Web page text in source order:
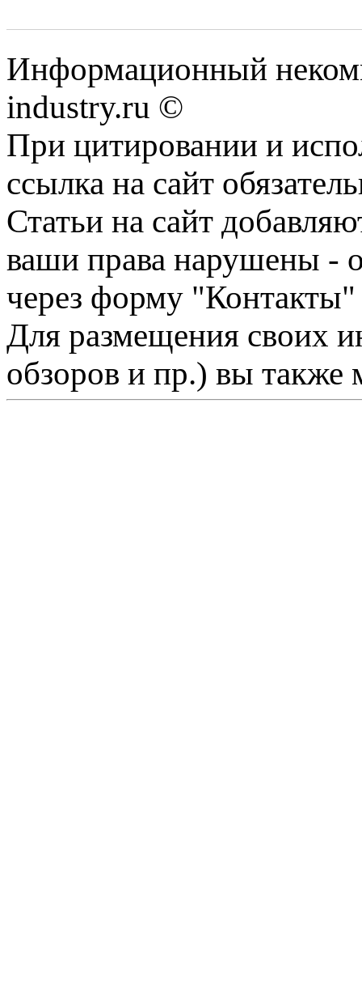
Информационный
industry.ru ©
При цитировании и
ссылка на сайт
Статьи на сайт
ваши права нарушены -
через форму "Контакты"
Для размещения своих
обзоров и пр.) вы также